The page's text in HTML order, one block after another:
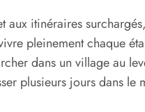
aux itinéraires
pleinement chaque
dans un village au
plusieurs jours dans